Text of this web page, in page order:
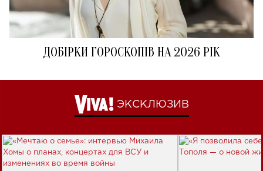
ДОБІРКИ ГОРОСКОПІВ НА 2026 РІК
ЭКСКЛЮЗИВ